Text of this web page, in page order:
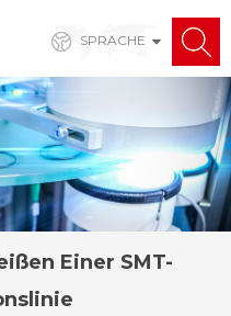
SPRACHE
Einer SMT-